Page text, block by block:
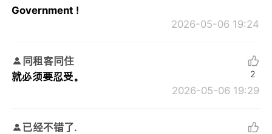
Government !
2026-05-06 19:24
同租客同住
就必须要忍受。
2026-05-06 19:29
2
已经不错了.